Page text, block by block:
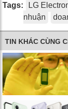
Tags: LG
nhuận
TIN KHÁC CÙNG